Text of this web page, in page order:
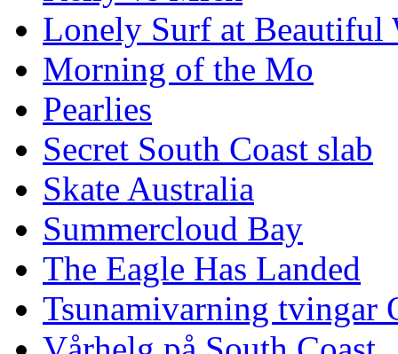
Lonely Surf at Beautiful
Morning of the Mo
Pearlies
Secret South Coast slab
Skate Australia
Summercloud Bay
The Eagle Has Landed
Tsunamivarning tvingar